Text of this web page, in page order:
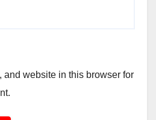
and website in this browser for